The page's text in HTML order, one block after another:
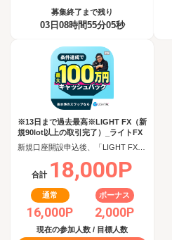
募集終了まで残り
03日08時間55分04秒
※13日まで過去最高※LIGHT FX（新
規90lot以上の取引完了）_ライトFX
合計 18,000P
通常
16,000P
ボーナス
2,000P
現在の参加人数 / 目標人数